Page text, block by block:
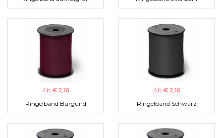
Ab € 2,16
Ringelband Burgund
Ab € 2,16
Ringelband Schwarz